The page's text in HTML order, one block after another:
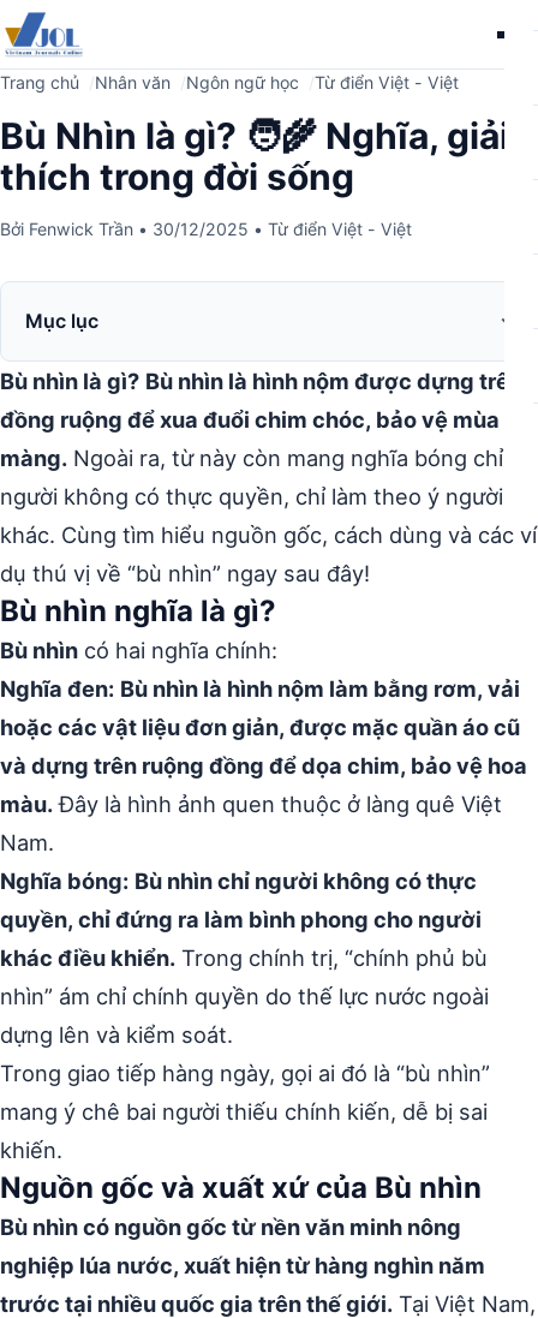
Trang chủ Nhân văn Ngôn ngữ học Từ điển Việt - Việt
Bù Nhìn là gì? 🧑‍🌾 Nghĩa, giải
thích trong đời sống
Bởi Fenwick Trần • 30/12/2025 • Từ điển Việt - Việt
Mục lục
Bù nhìn là gì? Bù nhìn là hình nộm được dựng trên
đồng ruộng để xua đuổi chim chóc, bảo vệ mùa
màng. Ngoài ra, từ này còn mang nghĩa bóng chỉ
người không có thực quyền, chỉ làm theo ý người
khác. Cùng tìm hiểu nguồn gốc, cách dùng và các ví
dụ thú vị về “bù nhìn” ngay sau đây!
Bù nhìn nghĩa là gì?
Bù nhìn có hai nghĩa chính:
Nghĩa đen: Bù nhìn là hình nộm làm bằng rơm, vải
hoặc các vật liệu đơn giản, được mặc quần áo cũ
và dựng trên ruộng đồng để dọa chim, bảo vệ hoa
màu.Đây là hình ảnh quen thuộc ở làng quê Việt
Nam.
Nghĩa bóng: Bù nhìn chỉ người không có thực
quyền, chỉ đứng ra làm bình phong cho người
khác điều khiển. Trong chính trị, “chính phủ bù
nhìn” ám chỉ chính quyền do thế lực nước ngoài
dựng lên và kiểm soát.
Trong giao tiếp hàng ngày, gọi ai đó là “bù nhìn”
mang ý chê bai người thiếu chính kiến, dễ bị sai
khiến.
Nguồn gốc và xuất xứ của Bù nhìn
Bù nhìn có nguồn gốc từ nền văn minh nông
nghiệp lúa nước, xuất hiện từ hàng nghìn năm
trước tại nhiều quốc gia trên thế giới. Tại Việt Nam,